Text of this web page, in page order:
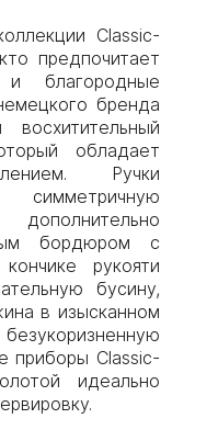
Classic-
предпочитает
и благородные
бренда
восхитительный
обладает
Ручки
бордюром с
рукояти
бусину,
в изысканном
приборы Classic-
идеально